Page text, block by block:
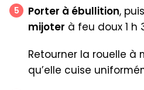
Porter à ébullition, puis
mijoter à feu doux 1 h
Retourner la rouelle à
qu’elle cuise